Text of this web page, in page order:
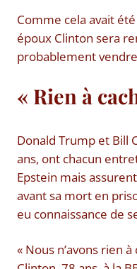
Comme cela avait
époux Clinton sera
probablement
« Rien à
Donald Trump et Bill
ans, ont chacun
Epstein mais
avant sa mort en
eu connaissance de
« Nous n’avons rien